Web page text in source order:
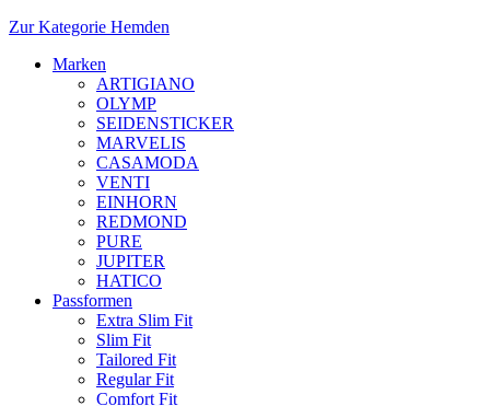
Zur Kategorie Hemden
Marken
ARTIGIANO
OLYMP
SEIDENSTICKER
MARVELIS
CASAMODA
VENTI
EINHORN
REDMOND
PURE
JUPITER
HATICO
Passformen
Extra Slim Fit
Slim Fit
Tailored Fit
Regular Fit
Comfort Fit